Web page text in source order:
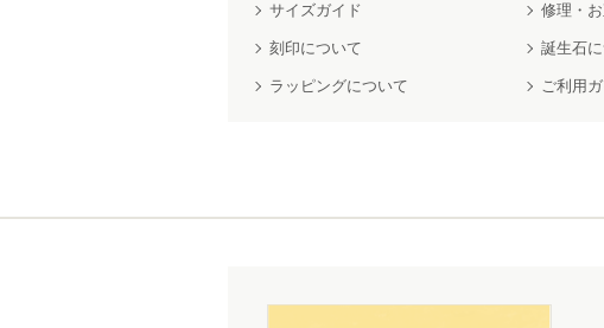
サイズガイド 修理・
刻印について 誕生石
ラッピングについて ご利用